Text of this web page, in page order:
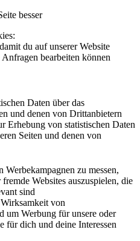
besser
du auf unserer Website
bearbeiten können
Daten über das
und denen von Drittanbietern
Erhebung von statistischen Daten
Seiten und denen von
zu messen,
Websites auszuspielen, die
sind
von
um Werbung für unsere oder
für dich und deine Interessen